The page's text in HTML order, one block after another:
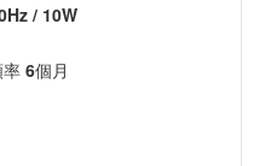
/ 10W
6個月